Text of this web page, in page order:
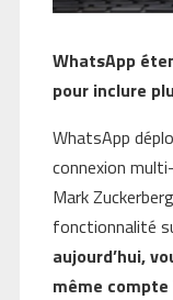
WhatsApp
pour inclure
WhatsApp
connexion
Mark
fonctionnalité
aujourd’hui,
même compte